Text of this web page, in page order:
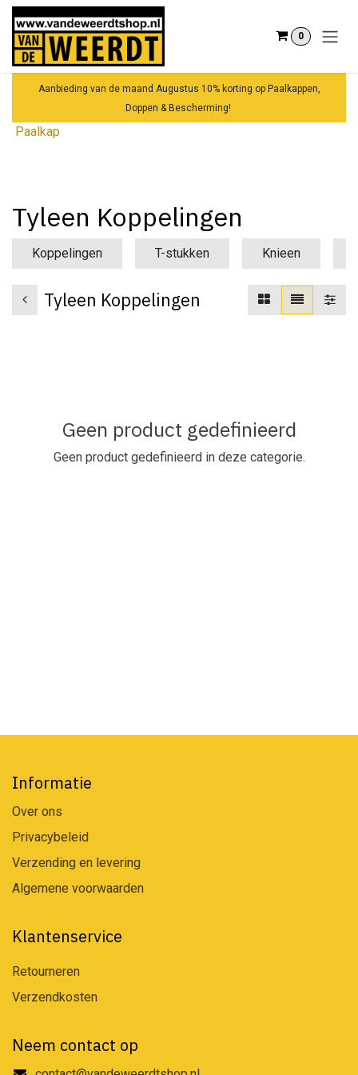
Overslaan naar inhoud
0
Aanbieding van de maand Augustus 10% korting op Paalkappen,
Doppen & Bescherming!
Paalkap
Tyleen Koppelingen
Koppelingen T-stukken Knieen
Tyleen Koppelingen
Geen product gedefinieerd
Geen product gedefinieerd in deze categorie.
Informatie
Over ons
Privacybeleid
Verzending en levering
Algemene voorwaarden
Klantenservice
Retourneren
Verzendkosten
Neem contact op